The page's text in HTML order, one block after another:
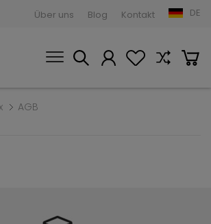
Über uns Blog Kontakt DE
AGB